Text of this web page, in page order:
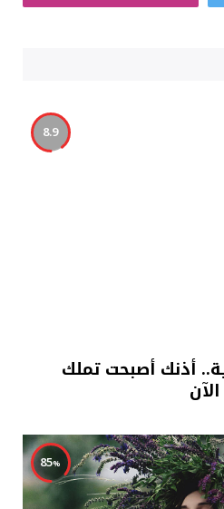
8.9
أذنك أصبحت تملك
85